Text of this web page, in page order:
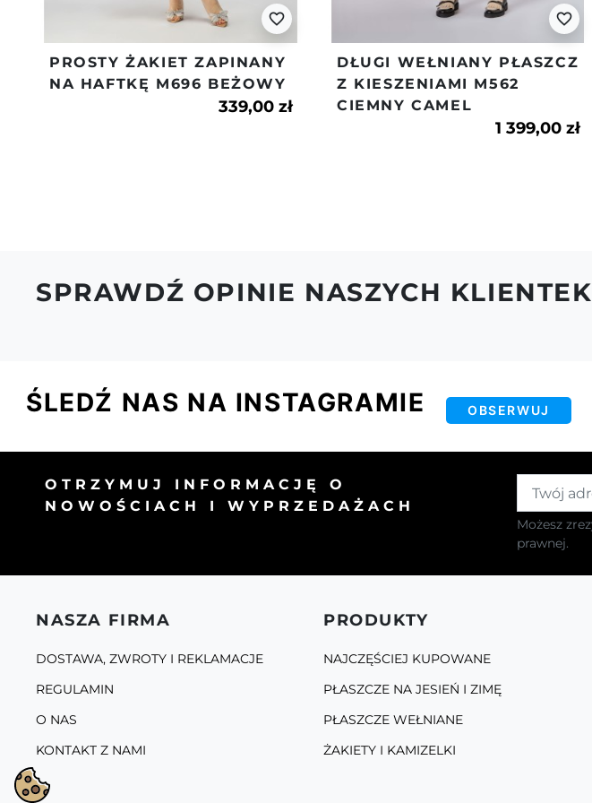
favorite_border
PROSTY ŻAKIET ZAPINANY
NA HAFTKĘ M696 BEŻOWY
339,00 zł
favorite_border
DŁUGI WEŁNIANY PŁASZCZ
Z KIESZENIAMI M562
CIEMNY CAMEL
1 399,00 zł
SPRAWDŹ OPINIE NASZYCH KLIENTEK
ŚLEDŹ NAS NA INSTAGRAMIE OBSERWUJ
OTRZYMUJ INFORMACJĘ O
NOWOŚCIACH I WYPRZEDAŻACH
Możesz
prawnej.
NASZA FIRMA
DOSTAWA, ZWROTY I REKLAMACJE
REGULAMIN
O NAS
KONTAKT Z NAMI
PRODUKTY
NAJCZĘŚCIEJ KUPOWANE
PŁASZCZE NA JESIEŃ I ZIMĘ
PŁASZCZE WEŁNIANE
ŻAKIETY I KAMIZELKI